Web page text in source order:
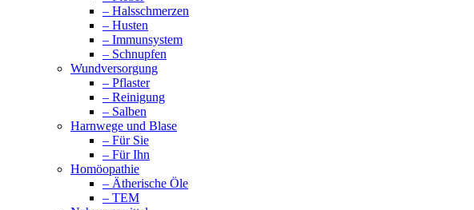
– Halsschmerzen
– Husten
– Immunsystem
– Schnupfen
Wundversorgung
– Pflaster
– Reinigung
– Salben
Harnwege und Blase
– Für Sie
– Für Ihn
Homöopathie
– Ätherische Öle
– TEM